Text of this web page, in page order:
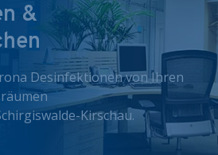
&
Desinfektionen von Ihren
Kirschau.